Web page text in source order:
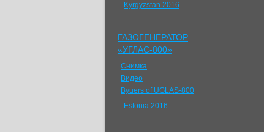
Kyrgyzstan 2016
ГАЗОГЕНЕРАТОР
«УГЛАС-800»
Снимка
Видео
Byuers of UGLAS-800
Estonia 2016